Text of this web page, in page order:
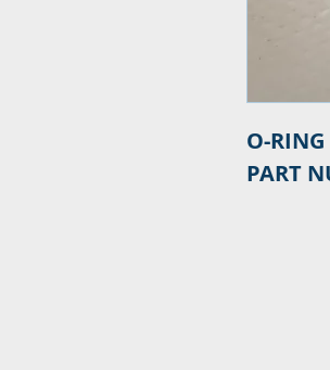
O-
PART